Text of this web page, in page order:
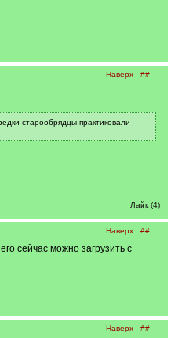
Наверх ##
старообрядцы практиковали
Лайк (4)
Наверх ##
сейчас можно загрузить с
Наверх ##